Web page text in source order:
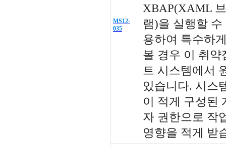
MS12-
035
XBAP(XAML
램)을 실행할
용하여 특수하
볼 경우 이 취약
트 시스템에서
있습니다. 시스
이 적게 구성된
자 권한으로 작
영향을 적게 받